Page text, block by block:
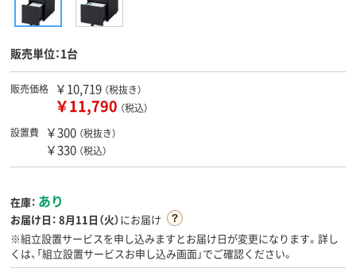
販売単位：1台
販売価格 ￥10,719 （税抜き）
￥11,790 （税込）
設置費
￥300 （税抜き）
￥330 （税込）
在庫： あり
お届け日： 8月11日（火）にお届け
※組立設置サービスを申し込みますとお届け日が変更になります。詳し
くは、「組立設置サービスお申し込み画面」でご確認ください。